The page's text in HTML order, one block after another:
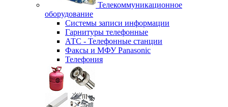
Телекоммуникационное
оборудование
Системы записи информации
Гарнитуры телефонные
АТС - Телефонные станции
Факсы и МФУ Panasonic
Телефония